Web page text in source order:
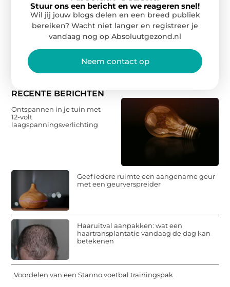
RECENTE BERICHTEN
Ontspannen in je tuin met
12-volt
laagspanningsverlichting
Geef iedere ruimte een aangename geur
met een geurverspreider
Haaruitval aanpakken: wat een
haartransplantatie vandaag de dag kan
betekenen
Voordelen van een Stanno voetbal trainingspak
Stuur ons een bericht en we reageren snel!
Wil jij jouw blogs delen en een breed publiek
bereiken? Wacht niet langer en registreer je
vandaag nog op Absoluutgezond.nl
Neem contact op